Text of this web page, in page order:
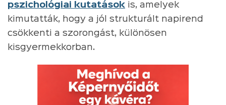
pszichológiai kutatások is, amelyek
kimutatták, hogy a jól strukturált napirend
csökkenti a szorongást, különösen
kisgyermekkorban.